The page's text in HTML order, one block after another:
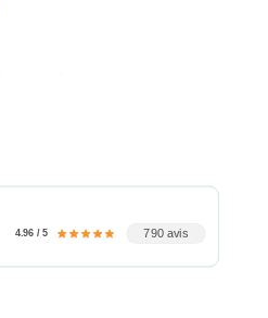
4.96 / 5 790 avis